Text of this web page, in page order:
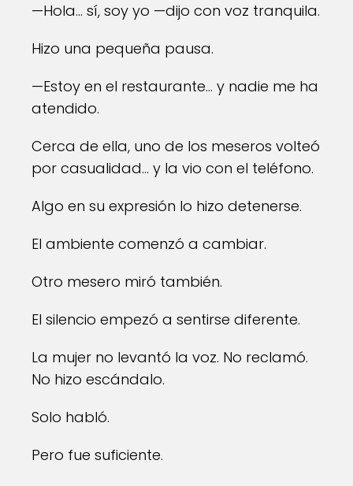
—Hola… sí, soy yo —dijo con voz tranquila.
Hizo una pequeña pausa.
—Estoy en el restaurante… y nadie me ha
atendido.
Cerca de ella, uno de los meseros volteó
por casualidad… y la vio con el teléfono.
Algo en su expresión lo hizo detenerse.
El ambiente comenzó a cambiar.
Otro mesero miró también.
El silencio empezó a sentirse diferente.
La mujer no levantó la voz. No reclamó.
No hizo escándalo.
Solo habló.
Pero fue suficiente.